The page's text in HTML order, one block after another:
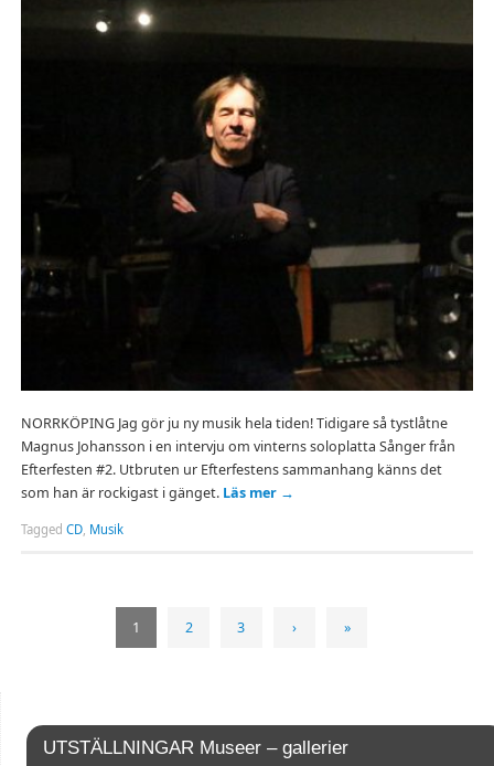
NORRKÖPING Jag gör ju ny musik hela tiden! Tidigare så tystlåtne
Magnus Johansson i en intervju om vinterns soloplatta Sånger från
Efterfesten #2. Utbruten ur Efterfestens sammanhang känns det
som han är rockigast i gänget. Läs mer →
Tagged CD, Musik
1 2 3 › »
UTSTÄLLNINGAR Museer – gallerier